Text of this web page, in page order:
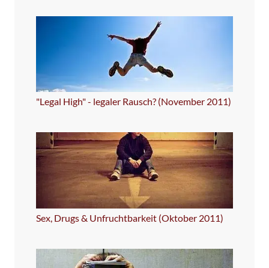
"Legal High" - legaler Rausch? (November 2011)
Sex, Drugs & Unfruchtbarkeit (Oktober 2011)